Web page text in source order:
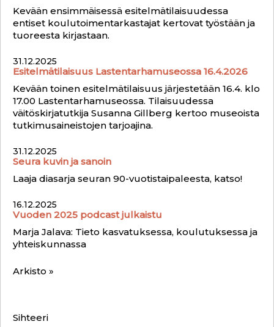
Kevään ensimmäisessä esitelmätilaisuudessa
entiset koulutoimentarkastajat kertovat työstään ja
tuoreesta kirjastaan.
31.12.2025
Esitelmätilaisuus Lastentarhamuseossa 16.4.2026
Kevään toinen esitelmätilaisuus järjestetään 16.4. klo
17.00 Lastentarhamuseossa. Tilaisuudessa
väitöskirjatutkija Susanna Gillberg kertoo museoista
tutkimusaineistojen tarjoajina.
31.12.2025
Seura kuvin ja sanoin
Laaja diasarja seuran 90-vuotistaipaleesta, katso!
16.12.2025
Vuoden 2025 podcast julkaistu
Marja Jalava: Tieto kasvatuksessa, koulutuksessa ja
yhteiskunnassa
Arkisto »
Sihteeri